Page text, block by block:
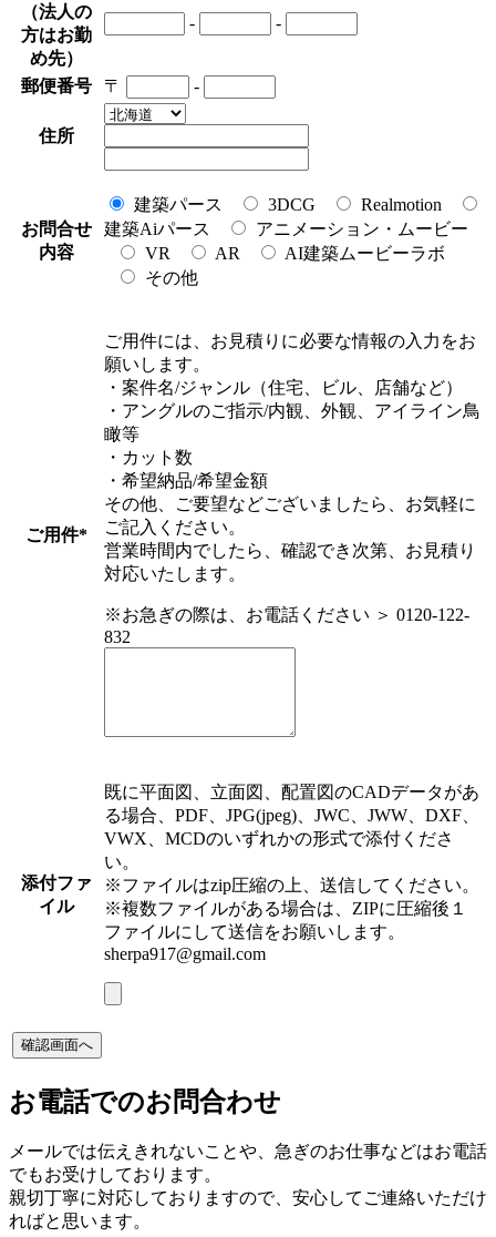
（法人の
方はお勤
め先）
- -
郵便番号 〒 -
住所
お問合せ
内容
建築パース 3DCG
Realmotion
建築Aiパース
アニメーション・ムービー
VR
AR
AI建築ムービーラボ
その他
ご用件*
ご用件には、お見積りに必要な情報の入力をお
願いします。
・案件名/ジャンル（住宅、ビル、店舗など）
・アングルのご指示/内観、外観、アイライン鳥
瞰等
・カット数
・希望納品/希望金額
その他、ご要望などございましたら、お気軽に
ご記入ください。
営業時間内でしたら、確認でき次第、お見積り
対応いたします。
※お急ぎの際は、お電話ください ＞ 0120-122-
832
添付ファ
イル
既に平面図、立面図、配置図のCADデータがあ
る場合、PDF、JPG(jpeg)、JWC、JWW、DXF、
VWX、MCDのいずれかの形式で添付くださ
い。
※ファイルはzip圧縮の上、送信してください。
※複数ファイルがある場合は、ZIPに圧縮後１
ファイルにして送信をお願いします。
sherpa917@gmail.com
お電話でのお問合わせ
メールでは伝えきれないことや、急ぎのお仕事などはお電話
でもお受けしております。
親切丁寧に対応しておりますので、安心してご連絡いただけ
ればと思います。